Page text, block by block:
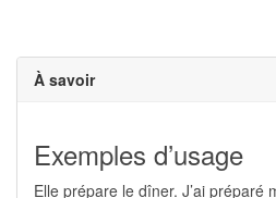
À savoir
Exemples d’usage
Elle prépare le dîner. J’ai préparé